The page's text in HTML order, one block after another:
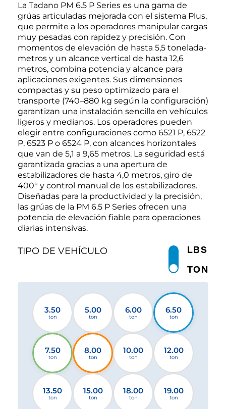
La Tadano PM 6.5 P Series es una gama de
grúas articuladas mejorada con el sistema Plus,
que permite a los operadores manipular cargas
muy pesadas con rapidez y precisión. Con
momentos de elevación de hasta 5,5 tonelada-
metros y un alcance vertical de hasta 12,6
metros, combina potencia y alcance para
aplicaciones exigentes. Sus dimensiones
compactas y su peso optimizado para el
transporte (740–880 kg según la configuración)
garantizan una instalación sencilla en vehículos
ligeros y medianos. Los operadores pueden
elegir entre configuraciones como 6521 P, 6522
P, 6523 P o 6524 P, con alcances horizontales
que van de 5,1 a 9,65 metros. La seguridad está
garantizada gracias a una apertura de
estabilizadores de hasta 4,0 metros, giro de
400° y control manual de los estabilizadores.
Diseñadas para la productividad y la precisión,
las grúas de la PM 6.5 P Series ofrecen una
potencia de elevación fiable para operaciones
diarias intensivas.
TIPO DE VEHÍCULO
TON
LBS
3.50
ton
5.00
ton
6.00
ton
6.50
ton
7.50
ton
8.00
ton
10.00
ton
12.00
ton
13.50
ton
15.00
ton
18.00
ton
19.00
ton